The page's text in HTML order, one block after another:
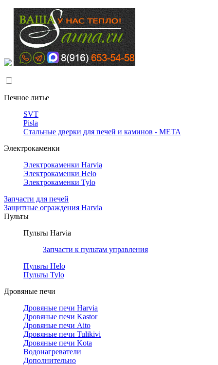
Печное литье
SVT
Pisla
Стальные дверки для печей и каминов - META
Электрокаменки
Электрокаменки Harvia
Электрокаменки Helo
Электрокаменки Tylo
Запчасти для печей
Защитные ограждения Harvia
Пульты
Пульты Harvia
Запчасти к пультам управления
Пульты Helo
Пульты Tylo
Дровяные печи
Дровяные печи Harvia
Дровяные печи Kastor
Дровяные печи Aito
Дровяные печи Tulikivi
Дровяные печи Kota
Водонагреватели
Дополнительно